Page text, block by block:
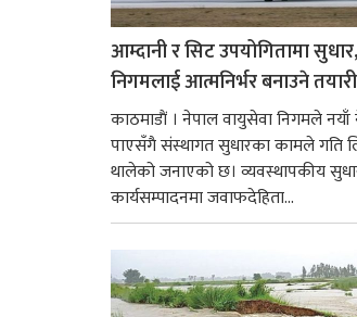
आम्दानी र सिट उपयोगितामा सुधार,
निगमलाई आत्मनिर्भर बनाउने तयारी
काठमाडाैं । नेपाल वायुसेवा निगमले
पाएसँगै संस्थागत सुधारका कामले गति
थालेको जनाएको छ। व्यवस्थापकीय
कार्यसम्पादनमा जवाफदेहिता...